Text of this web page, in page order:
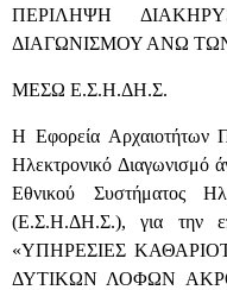
​ΠΕΡΙΛΗΨΗ
ΔΙΑΓΩΝΙΣΜΟΥ ΑΝΩ
ΜΕΣΩ Ε.Σ.Η.ΔΗ.Σ.
Η Εφορεία Αρχαιοτήτων
Ηλεκτρονικό Διαγωνισμό
Εθνικού Συστήματος
(Ε.Σ.Η.ΔΗ.Σ.), για την
«ΥΠΗΡΕΣΙΕΣ
ΔΥΤΙΚΩΝ ΛΟΦΩΝ